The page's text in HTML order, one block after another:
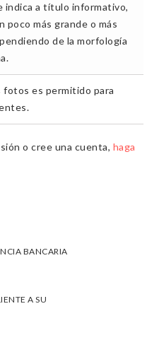
indica a título informativo,
poco más grande o más
de la morfología
fotos es permitido para
o cree una cuenta, haga
BANCARIA
A SU